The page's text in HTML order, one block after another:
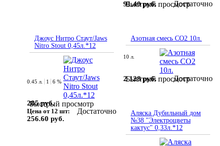
Быстрый просмотр
91.40 руб. Достаточно
Джоус Нитро Стаут/Jaws
Nitro Stout 0,45л.*12
Быстрый просмотр
0.45 л. 1 6 %
285 руб.
Цена от 12 шт:
256.60 руб.
Достаточно
Азотная смесь СО2 10л.
Быстрый просмотр
10 л.
2 128 руб. Достаточно
Аляска Дубильный дом
№38 "Электроцветы
кактус" 0,33л.*12